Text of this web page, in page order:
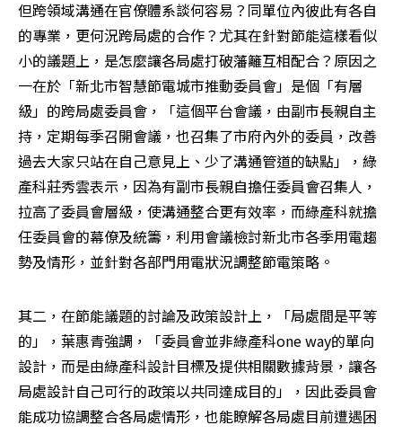
但跨領域溝通在官僚體系談何容易？同單位內彼此有各自
的專業，更何況跨局處的合作？尤其在針對節能這樣看似
小的議題上，是怎麼讓各局處打破藩籬互相配合？原因之
一在於「新北市智慧節電城市推動委員會」是個「有層
級」的跨局處委員會，「這個平台會議，由副市長親自主
持，定期每季召開會議，也召集了市府內外的委員，改善
過去大家只站在自己意見上、少了溝通管道的缺點」，綠
產科莊秀雲表示，因為有副市長親自擔任委員會召集人，
拉高了委員會層級，使溝通整合更有效率，而綠產科就擔
任委員會的幕僚及統籌，利用會議檢討新北市各季用電趨
勢及情形，並針對各部門用電狀況調整節電策略。
其二，在節能議題的討論及政策設計上，「局處間是平等
的」，葉惠青強調，「委員會並非綠產科one way的單向
設計，而是由綠產科設計目標及提供相關數據背景，讓各
局處設計自己可行的政策以共同達成目的」，因此委員會
能成功協調整合各局處情形，也能瞭解各局處目前遭遇困